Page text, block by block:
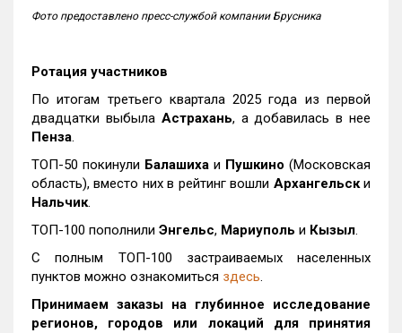
Фото предоставлено пресс-службой компании Брусника
Ротация участников
По итогам третьего квартала 2025 года из первой
двадцатки выбыла Астрахань, а добавилась в нее
Пенза.
ТОП-50 покинули Балашиха и Пушкино (Московская
область), вместо них в рейтинг вошли Архангельски
Нальчик.
ТОП-100 пополнили Энгельс, Мариуполь и Кызыл.
С полным ТОП-100 застраиваемых населенных
пунктов можно ознакомиться здесь.
Принимаем заказы на глубинное исследование
регионов, городов или локаций для принятия